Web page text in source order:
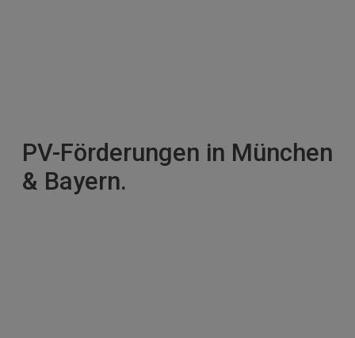
PV-Förderungen in München
& Bayern.